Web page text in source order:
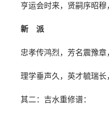
亨运会时来，贤嗣序昭穆
新 派
忠孝传鸿烈，芳名震豫章
理学垂声久，英才毓瑞长
其二：吉水重修谱：